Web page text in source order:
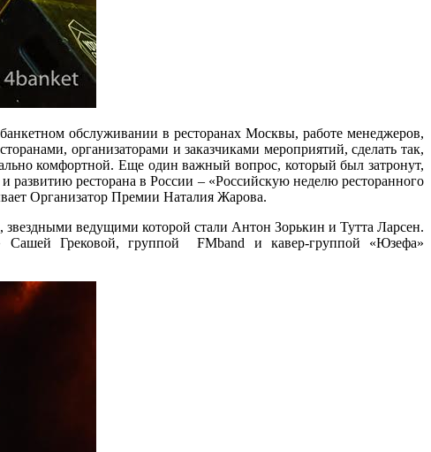
обслуживании в ресторанах Москвы, работе менеджеров,
организаторами и заказчиками мероприятий, сделать так,
комфортной. Еще один важный вопрос, который был затронут,
ресторана в России – «Российскую неделю ресторанного
Организатор Премии Наталия Жарова.
ведущими которой стали Антон Зорькин и Тутта Ларсен.
Сашей Грековой, группой FMband и кавер-группой «Юзефа»